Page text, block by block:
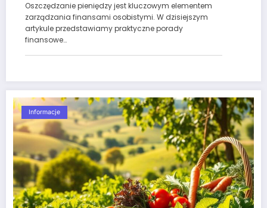
Oszczędzanie pieniędzy jest kluczowym elementem
zarządzania finansami osobistymi. W dzisiejszym
artykule przedstawiamy praktyczne porady
finansowe…
Informacje